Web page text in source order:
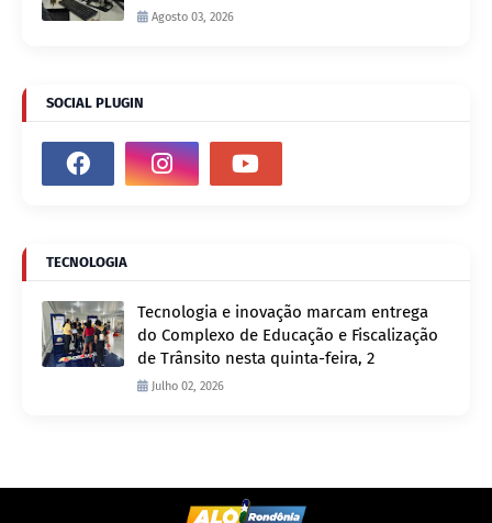
Agosto 03, 2026
SOCIAL PLUGIN
TECNOLOGIA
Tecnologia e inovação marcam entrega
do Complexo de Educação e Fiscalização
de Trânsito nesta quinta-feira, 2
Julho 02, 2026